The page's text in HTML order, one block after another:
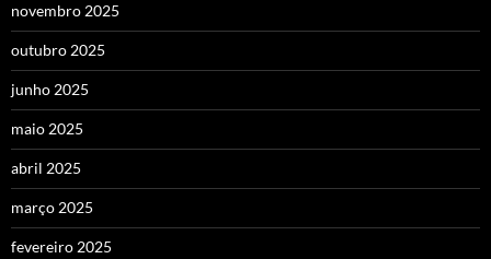
novembro 2025
outubro 2025
junho 2025
maio 2025
abril 2025
março 2025
fevereiro 2025